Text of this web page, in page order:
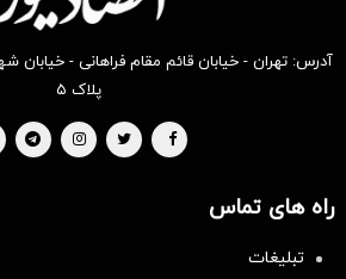
آدرس: تهران - خیابان قائم مقام فراهانی -
پلاک ۵
راه های تماس
تبلیغات